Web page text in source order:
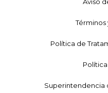
Aviso
Política de
Superintendencia